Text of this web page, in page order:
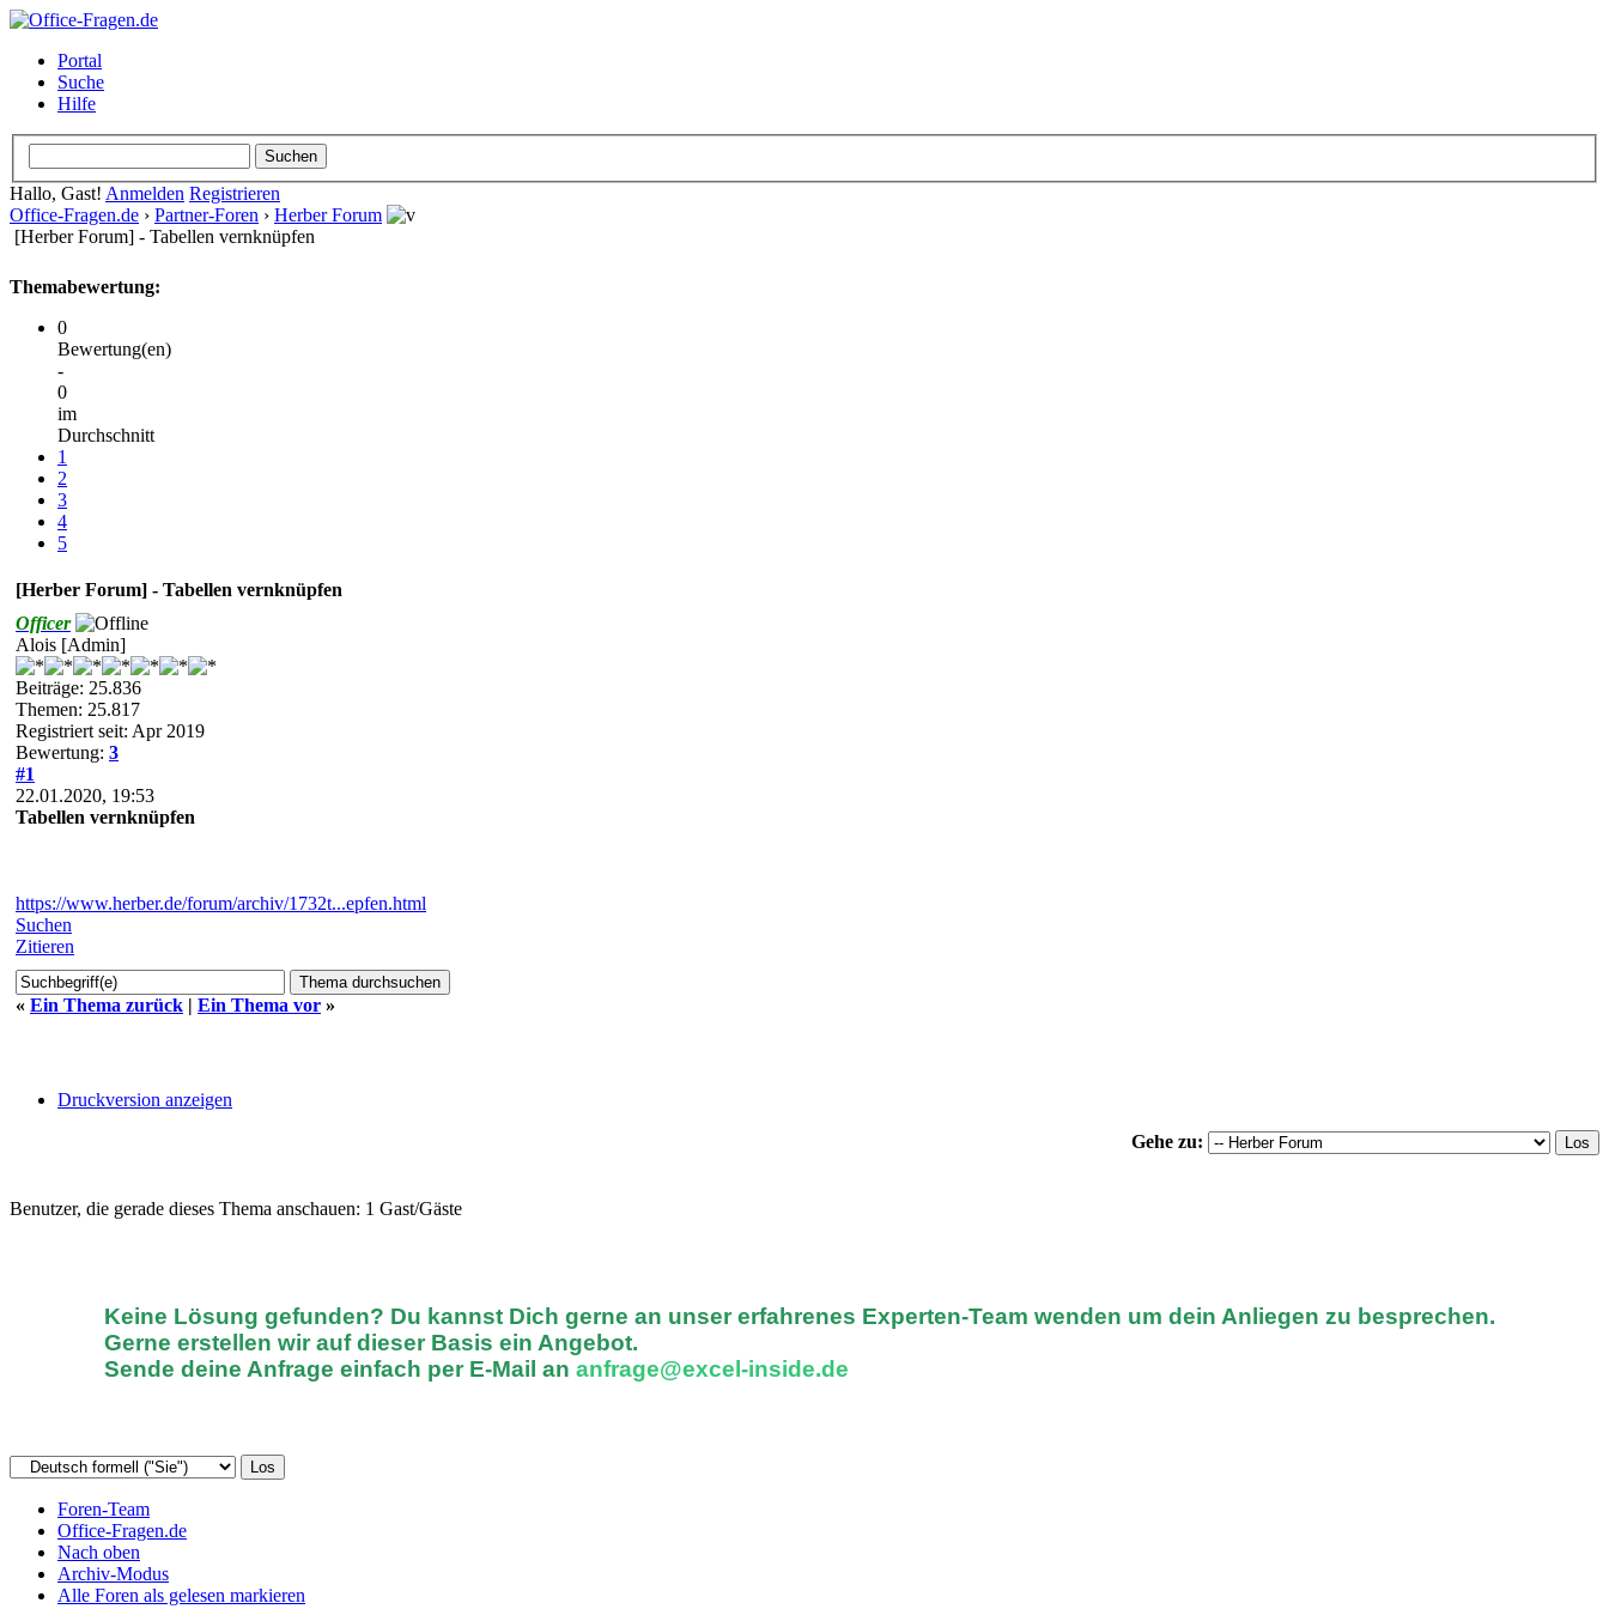
Portal
Suche
Hilfe
Hallo, Gast! Anmelden Registrieren
Office-Fragen.de › Partner-Foren › Herber Forum
[Herber Forum] - Tabellen vernknüpfen
Themabewertung:
0
Bewertung(en)
-
0
im
Durchschnitt
1
2
3
4
5
[Herber Forum] - Tabellen vernknüpfen
Officer
Alois [Admin]
Beiträge: 25.836
Themen: 25.817
Registriert seit: Apr 2019
Bewertung: 3
#1
22.01.2020, 19:53
Tabellen vernknüpfen
https://www.herber.de/forum/archiv/1732t...epfen.html
Suchen
Zitieren
« Ein Thema zurück | Ein Thema vor »
Druckversion anzeigen
Gehe zu:
Benutzer, die gerade dieses Thema anschauen: 1 Gast/Gäste
Keine Lösung gefunden? Du kannst Dich gerne an unser erfahrenes Experten-Team wenden um dein Anliegen zu besprechen.
Gerne erstellen wir auf dieser Basis ein Angebot.
Sende deine Anfrage einfach per E-Mail an anfrage@excel-inside.de
Foren-Team
Office-Fragen.de
Nach oben
Archiv-Modus
Alle Foren als gelesen markieren